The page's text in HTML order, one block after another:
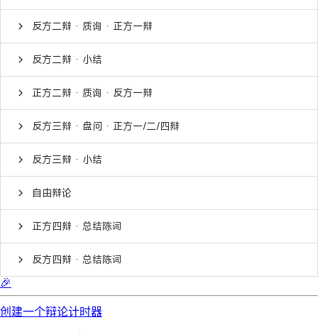
反方二辩 · 质询 · 正方一辩
反方二辩 · 小结
正方二辩 · 质询 · 反方一辩
反方三辩 · 盘问 · 正方一/二/四辩
反方三辩 · 小结
自由辩论
正方四辩 · 总结陈词
反方四辩 · 总结陈词
🎉
创建一个辩论计时器